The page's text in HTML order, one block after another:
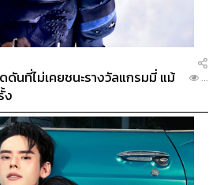
นที่ไม่เคยชนะรางวัลแกรมมี่ แม้
ง
...